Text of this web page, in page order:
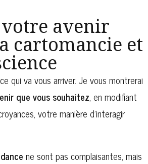
votre avenir
cartomancie et
qui va vous arriver. Je vous montrerai
que vous souhaitez, en modifiant
votre manière d’interagir
ne sont pas complaisantes, mais